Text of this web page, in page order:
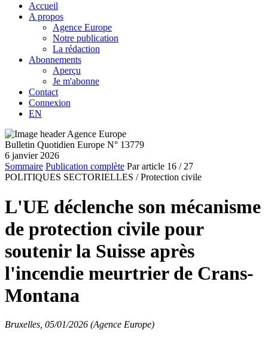
Accueil
A propos
Agence Europe
Notre publication
La rédaction
Abonnements
Aperçu
Je m'abonne
Contact
Connexion
EN
Bulletin Quotidien Europe N° 13779
6 janvier 2026
Sommaire Publication complète Par article 16 / 27
POLITIQUES SECTORIELLES / Protection civile
L'UE déclenche son mécanisme
de protection civile pour
soutenir la Suisse après
l'incendie meurtrier de Crans-
Montana
Bruxelles, 05/01/2026 (Agence Europe)